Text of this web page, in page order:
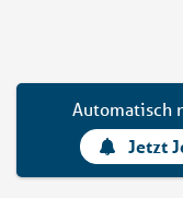
Automatisch
Jetzt